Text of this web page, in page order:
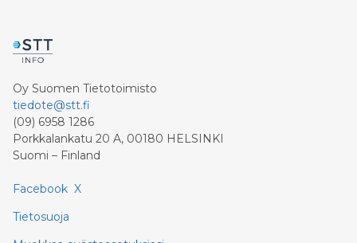
Oy Suomen Tietotoimisto
tiedote@stt.fi
(09) 6958 1286
Porkkalankatu 20 A, 00180 HELSINKI
Suomi – Finland
Facebook X
Tietosuoja